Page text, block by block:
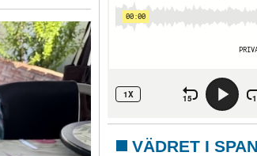
VÄDRET I